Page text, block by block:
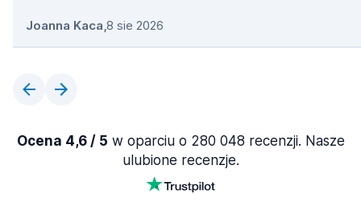
Joanna Kaca,8 sie 2026
Ocena 4,6 / 5 w oparciu o 280 048 recenzji. Nasze
ulubione recenzje.